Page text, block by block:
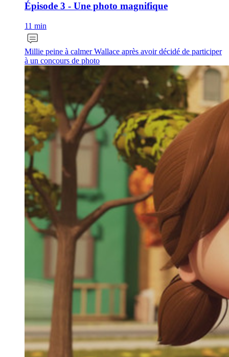
Épisode 3 - Une photo magnifique
11 min
Millie peine à calmer Wallace après avoir décidé de participer
à un concours de photo